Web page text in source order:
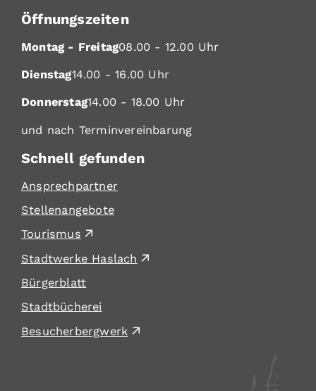
Öffnungszeiten
Montag - Freitag08.00 - 12.00 Uhr
Dienstag14.00 - 16.00 Uhr
Donnerstag14.00 - 18.00 Uhr
und nach Terminvereinbarung
Schnell gefunden
Ansprechpartner
Stellenangebote
Tourismus
Stadtwerke Haslach
Bürgerblatt
Stadtbücherei
Besucherbergwerk